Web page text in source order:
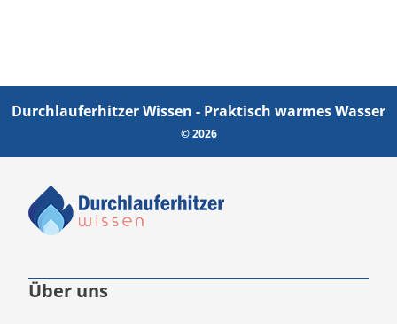
Durchlauferhitzer Wissen - Praktisch warmes Wasser
© 2026
Über uns